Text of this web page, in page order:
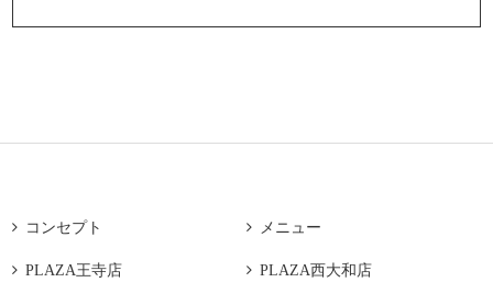
 コンセプト  メニュー
 PLAZA王寺店  PLAZA西大和店